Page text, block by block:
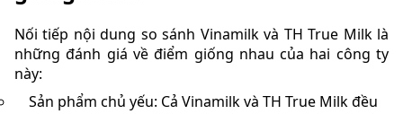
Nối tiếp nội dung so sánh Vinamilk và TH True Milk là
những đánh giá về điểm giống nhau của hai công ty
này:
Sản phẩm chủ yếu: Cả Vinamilk và TH True Milk đều